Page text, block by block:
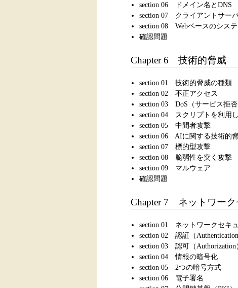
section 06 ドメイン名とDNS
section 07 クライアントサー
section 08 Webベースのシス
確認問題
Chapter 6 技術的脅威
section 01 技術的脅威の種類
section 02 不正アクセス
section 03 DoS（サービス拒
section 04 スクリプトを利用
section 05 中間者攻撃
section 06 AIに関する技術的
section 07 標的型攻撃
section 08 脆弱性を突く攻撃
section 09 マルウェア
確認問題
Chapter 7 ネットワーク
section 01 ネットワークセキ
section 02 認証（Authentication
section 03 認可（Authorization
section 04 情報の暗号化
section 05 2つの暗号方式
section 06 電子署名